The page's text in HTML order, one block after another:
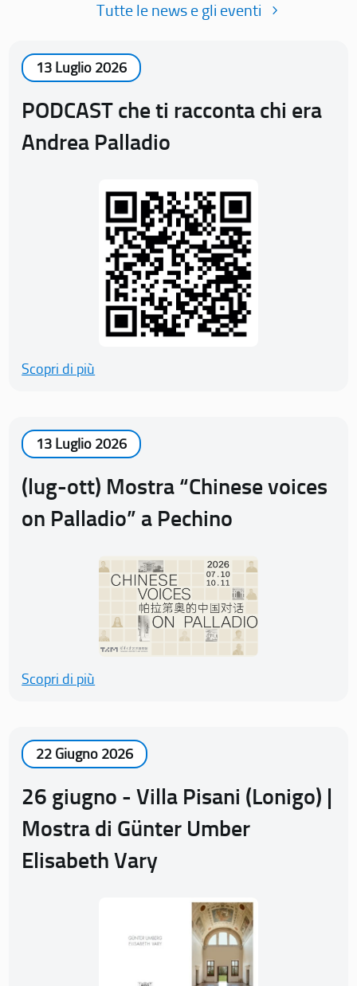
Tutte le news e gli eventi
13 Luglio 2026
PODCAST che ti racconta chi era
Andrea Palladio
Scopri di più
13 Luglio 2026
(lug-ott) Mostra “Chinese voices
on Palladio” a Pechino
Scopri di più
22 Giugno 2026
26 giugno - Villa Pisani (Lonigo) |
Mostra di Günter Umber
Elisabeth Vary